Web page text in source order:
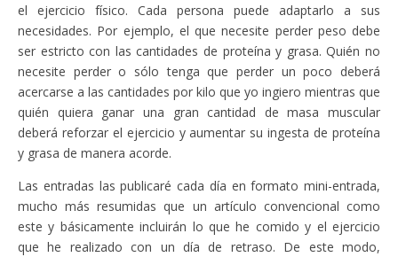
el ejercicio físico. Cada persona puede adaptarlo a sus
necesidades. Por ejemplo, el que necesite perder peso debe
ser estricto con las cantidades de proteína y grasa. Quién no
necesite perder o sólo tenga que perder un poco deberá
acercarse a las cantidades por kilo que yo ingiero mientras que
quién quiera ganar una gran cantidad de masa muscular
deberá reforzar el ejercicio y aumentar su ingesta de proteína
y grasa de manera acorde.
Las entradas las publicaré cada día en formato mini-entrada,
mucho más resumidas que un artículo convencional como
este y básicamente incluirán lo que he comido y el ejercicio
que he realizado con un día de retraso. De este modo,